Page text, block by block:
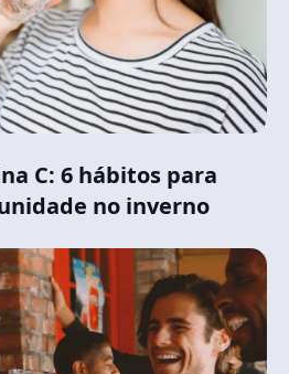
C: 6 hábitos para
no inverno